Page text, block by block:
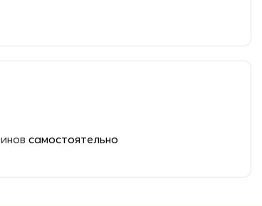
самостоятельно